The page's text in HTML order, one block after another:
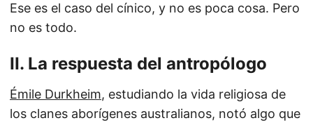
Ese es el caso del cínico, y no es poca cosa. Pero
no es todo.
II. La respuesta del antropólogo
Émile Durkheim, estudiando la vida religiosa de
los clanes aborígenes australianos, notó algo que